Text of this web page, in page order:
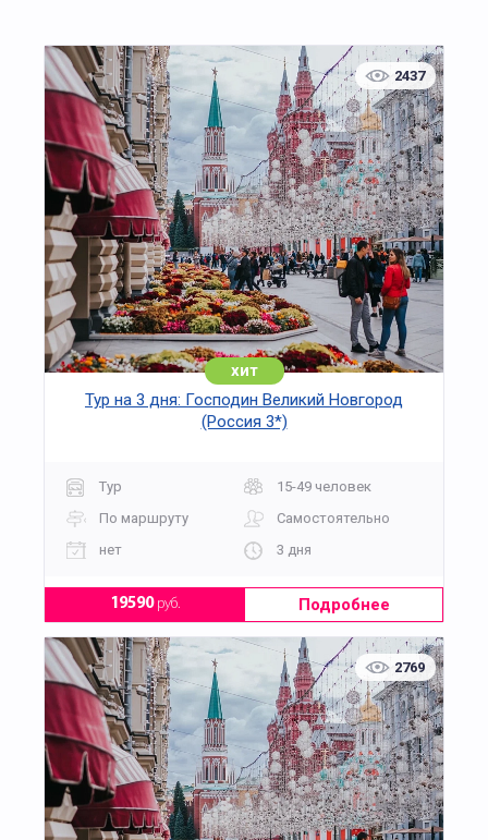
2437
хит
Тур на 3 дня: Господин Великий Новгород
(Россия 3*)
Тур
15-49 человек
По маршруту
Самостоятельно
нет
3 дня
19590руб. Подробнее
2769